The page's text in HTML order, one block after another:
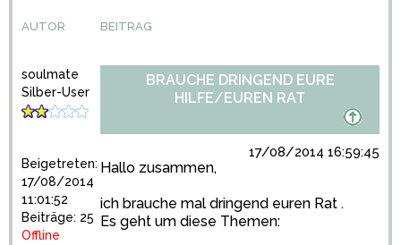
AUTOR BEITRAG
soulmate
Silber-User
Beigetreten:
17/08/2014
11:01:52
Beiträge: 25
Offline
BRAUCHE DRINGEND EURE
HILFE/EUREN RAT
17/08/2014 16:59:45
Hallo zusammen,
ich brauche mal dringend euren Rat .
Es geht um diese Themen: